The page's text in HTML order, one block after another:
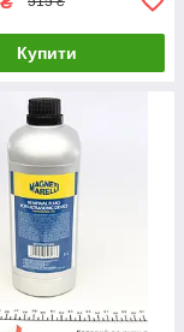
Купити